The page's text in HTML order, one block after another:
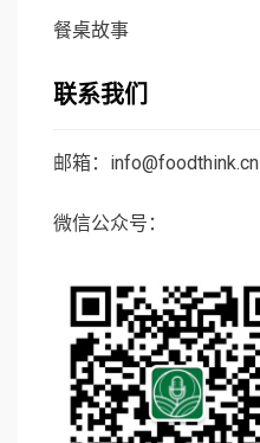
餐桌故事
联系我们
邮箱：info@foodthink.cn
微信公众号：